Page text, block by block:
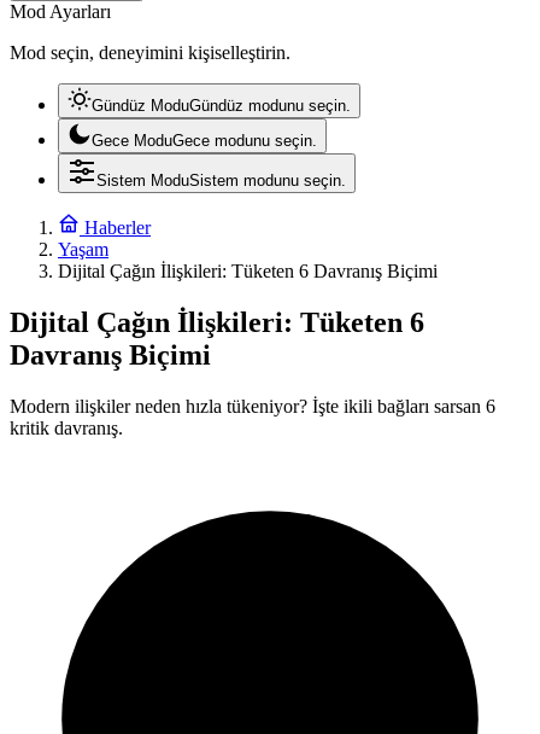
Mod Ayarları
Mod seçin, deneyimini kişiselleştirin.
Gündüz ModuGündüz modunu seçin.
Gece ModuGece modunu seçin.
Sistem ModuSistem modunu seçin.
Haberler
Yaşam
Dijital Çağın İlişkileri: Tüketen 6 Davranış Biçimi
Dijital Çağın İlişkileri: Tüketen 6
Davranış Biçimi
Modern ilişkiler neden hızla tükeniyor? İşte ikili bağları sarsan 6
kritik davranış.